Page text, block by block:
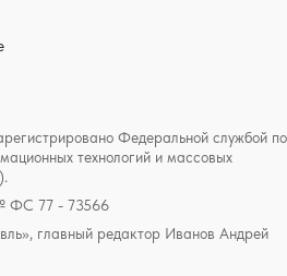
Федеральной службой по
технологий и массовых
ФС 77 - 73566
главный редактор Иванов Андрей